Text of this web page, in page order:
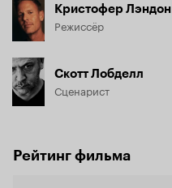
Кристофер Лэндон
Режиссёр
Скотт Лобделл
Сценарист
Рейтинг фильма